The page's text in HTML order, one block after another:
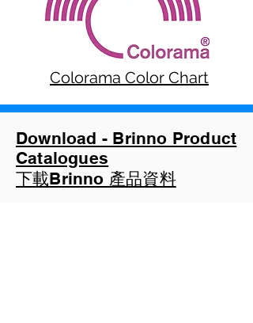
Colorama Color Chart
Download - Brinno Product
Catalogues
下載Brinno 產品資料